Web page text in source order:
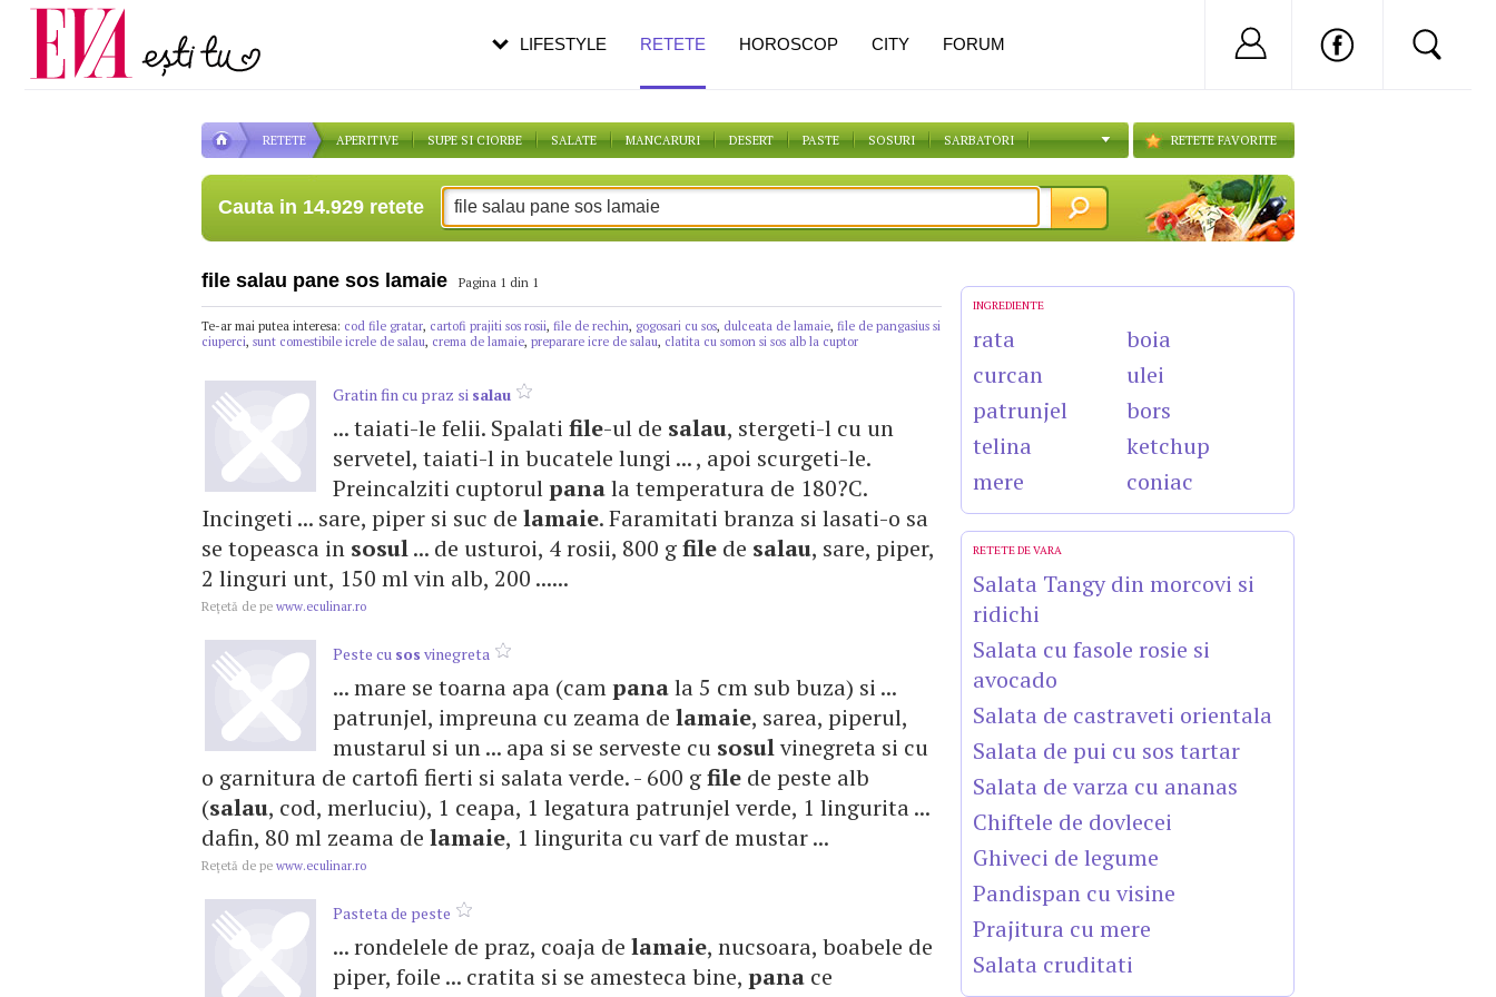
RETETE APERITIVE SUPE SI CIORBE SALATE MANCARURI DESERT PASTE SOSURI SARBATORI RETETE FAVORITE
Cauta in 14.929 retete
file salau pane sos lamaie Pagina 1 din 1
Te-ar mai putea interesa: cod file gratar, cartofi prajiti sos rosii, file de rechin, gogosari cu sos, dulceata de lamaie, file de pangasius si
ciuperci, sunt comestibile icrele de salau, crema de lamaie, preparare icre de salau, clatita cu somon si sos alb la cuptor
Gratin fin cu praz si salau
... taiati-le felii. Spalati file-ul de salau, stergeti-l cu un
servetel, taiati-l in bucatele lungi ... , apoi scurgeti-le.
Preincalziti cuptorulpanala temperatura de 180?C.
Incingeti ... sare, piper si suc de lamaie. Faramitati branza si lasati-o sa
se topeasca in sosul... de usturoi, 4 rosii, 800 gfile de salau, sare, piper,
2 linguri unt, 150 ml vin alb, 200 ......
Reţetă de pe www.eculinar.ro
Peste cu sos vinegreta
... mare se toarna apa (campanala 5 cm sub buza) si ...
patrunjel, impreuna cu zeama de lamaie, sarea, piperul,
mustarul si un ... apa si se serveste cu sosulvinegreta si cu
o garnitura de cartofi fierti si salata verde. - 600 gfile de peste alb
(salau, cod, merluciu), 1 ceapa, 1 legatura patrunjel verde, 1 lingurita ...
dafin, 80 ml zeama de lamaie, 1 lingurita cu varf de mustar ...
Reţetă de pe www.eculinar.ro
Pasteta de peste
... rondelele de praz, coaja de lamaie, nucsoara, boabele de
piper, foile ... cratita si se amesteca bine, pana ce
INGREDIENTE
rata
curcan
patrunjel
telina
mere
boia
ulei
bors
ketchup
coniac
RETETE DE VARA
Salata Tangy din morcovi si
ridichi
Salata cu fasole rosie si
avocado
Salata de castraveti orientala
Salata de pui cu sos tartar
Salata de varza cu ananas
Chiftele de dovlecei
Ghiveci de legume
Pandispan cu visine
Prajitura cu mere
Salata cruditati
LIFESTYLE RETETE HOROSCOP CITY FORUM Nu ai cont?
Carieră
Actualitate